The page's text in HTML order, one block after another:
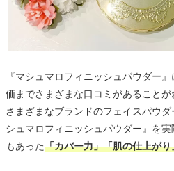
『マシュマロフィニッシュパウダー
価までさまざまな口コミがあることが
さまざまなブランドのフェイスパウ
シュマロフィニッシュパウダー』を
もあった「カバー力」「肌の仕上が